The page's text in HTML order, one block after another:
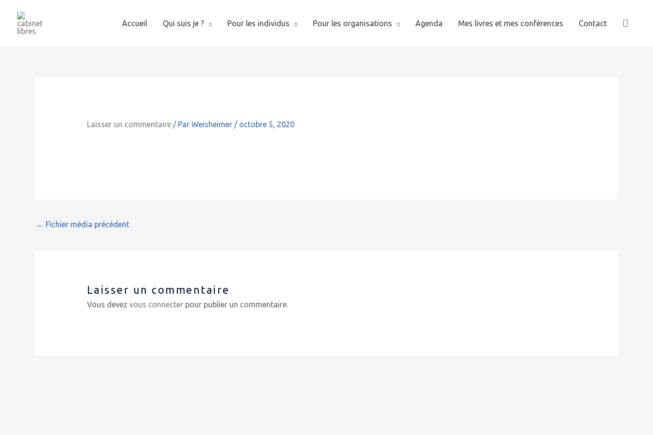
contenu
Accueil Qui suis je ? Pour les individus Pour les organisations Agenda Mes livres et mes conférences Contact
Laisser un commentaire / Par Weisheimer / octobre 5, 2020
← Fichier média précédent
Laisser un commentaire
Vous devez vous connecterpour publier un commentaire.